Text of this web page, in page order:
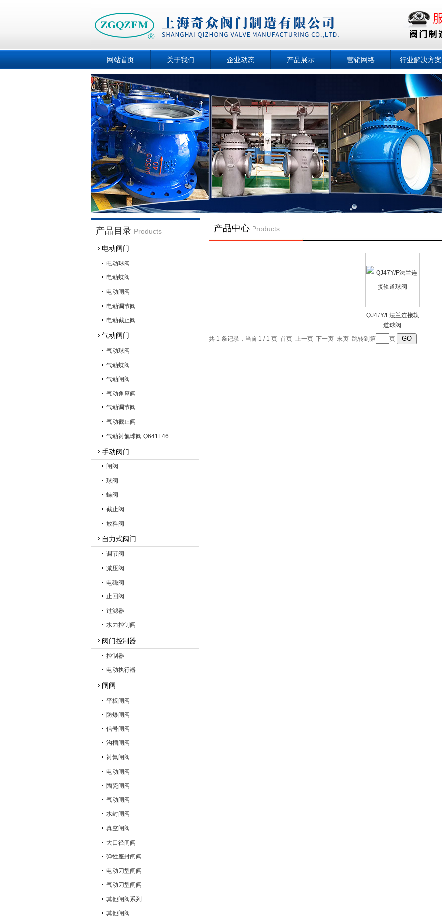
网站首页 关于我们 企业动态 产品展示 营销网络 行业解决方案
产品目录 Products
电动阀门
电动球阀
电动蝶阀
电动闸阀
电动调节阀
电动截止阀
气动阀门
气动球阀
气动蝶阀
气动闸阀
气动角座阀
气动调节阀
气动截止阀
气动衬氟球阀 Q641F46
手动阀门
闸阀
球阀
蝶阀
截止阀
放料阀
自力式阀门
调节阀
减压阀
电磁阀
止回阀
过滤器
水力控制阀
阀门控制器
控制器
电动执行器
闸阀
平板闸阀
防爆闸阀
信号闸阀
沟槽闸阀
衬氟闸阀
电动闸阀
陶瓷闸阀
气动闸阀
水封闸阀
真空闸阀
大口径闸阀
弹性座封闸阀
电动刀型闸阀
气动刀型闸阀
其他闸阀系列
其他闸阀
产品中心 Products
QJ47Y/F法兰连接轨
道球阀
共 1 条记录，当前 1 / 1 页 首页 上一页 下一页 末页 跳转到第
页